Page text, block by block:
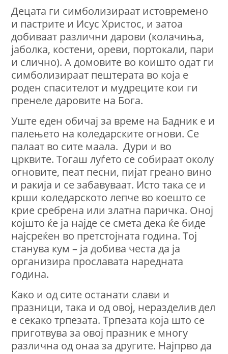
Децата ги симболизираат истовремено
и пастрите и Исус Христос, и затоа
добиваат различни дарови (колачиња,
јаболка, костени, ореви, портокали, пари
и слично). А домовите во коишто одат ги
симболизираат пештерата во која е
роден спасителот и мудреците кои ги
пренеле даровите на Бога.
Уште еден обичај за време на Бадник е и
палењето на коледарските огнови. Се
палаат во сите маала. Дури и во
црквите. Тогаш луѓето се собираат околу
огновите, пеат песни, пијат греано вино
и ракија и се забавуваат. Исто така се и
крши коледарското лепче во коешто се
крие сребрена или златна паричка. Oној
којшто ќе ја најде се смета дека ќе биде
најсреќен во претстојната година. Тој
станува кум – ја добива честа да ја
организира прославата наредната
година.
Како и од сите останати слави и
празници, така и од овој, неразделив дел
е секако трпезата. Трпезата која што се
приготвува за овој празник е многу
различна од онаа за другите. Најпрво да